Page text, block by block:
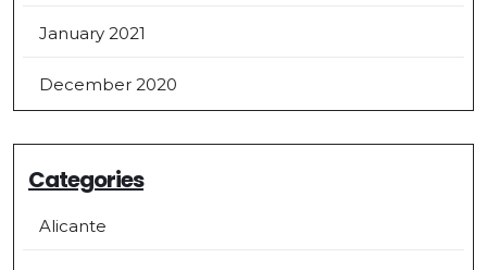
January 2021
December 2020
Categories
Alicante